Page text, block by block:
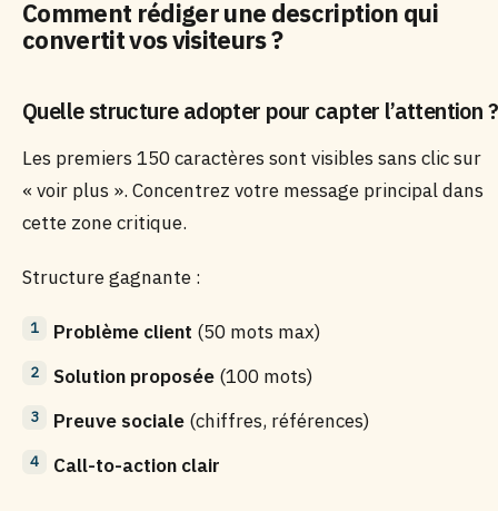
Comment rédiger une description qui
convertit vos visiteurs ?
Quelle structure adopter pour capter l’attention ?
Les premiers 150 caractères sont visibles sans clic sur
« voir plus ». Concentrez votre message principal dans
cette zone critique.
Structure gagnante :
Problème client (50 mots max)
Solution proposée (100 mots)
Preuve sociale (chiffres, références)
Call-to-action clair